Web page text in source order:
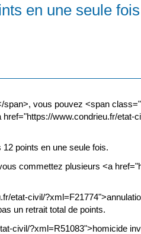
en une seule
vous pouvez <span
www.condrieu.fr/etat-
points en une seule fois.
commettez plusieurs <a
etat-civil/
un retrait total de points.
civil/?xml=R51083">homicide